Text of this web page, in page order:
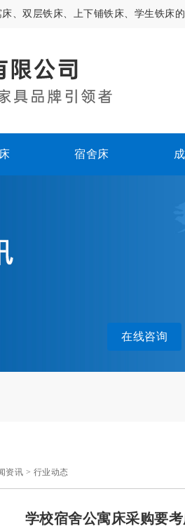
、双层铁床、上下铺铁床、学生铁床的
宿舍床
在线咨询
资讯 > 行业动态
学校宿舍公寓床采购要